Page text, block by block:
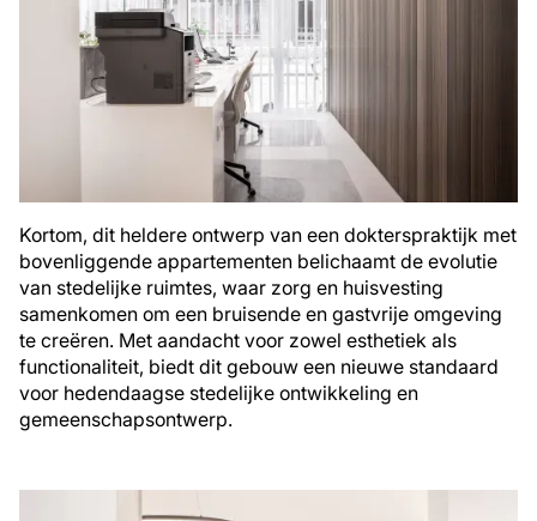
Kortom, dit heldere ontwerp van een dokterspraktijk met
bovenliggende appartementen belichaamt de evolutie
van stedelijke ruimtes, waar zorg en huisvesting
samenkomen om een bruisende en gastvrije omgeving
te creëren. Met aandacht voor zowel esthetiek als
functionaliteit, biedt dit gebouw een nieuwe standaard
voor hedendaagse stedelijke ontwikkeling en
gemeenschapsontwerp.